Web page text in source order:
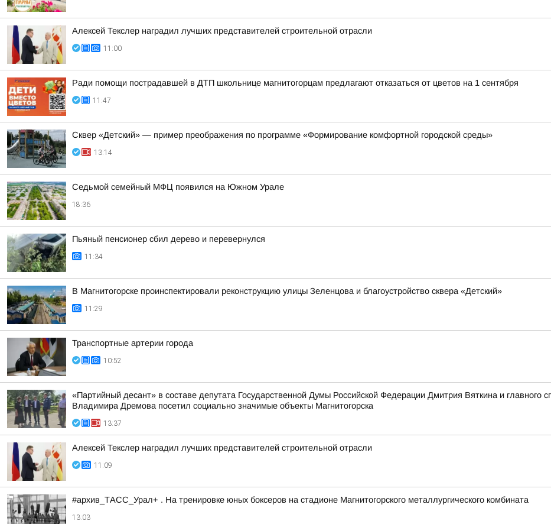
Алексей Текслер наградил лучших представителей строительной отрасли
11:00
Ради помощи пострадавшей в ДТП школьнице магнитогорцам предлагают отказаться от цветов на 1 сентября
11:47
Сквер «Детский» — пример преображения по программе «Формирование комфортной городской среды»
13:14
Седьмой семейный МФЦ появился на Южном Урале
18:36
Пьяный пенсионер сбил дерево и перевернулся
11:34
В Магнитогорске проинспектировали реконструкцию улицы Зеленцова и благоустройство сквера «Детский»
11:29
Транспортные артерии города
10:52
«Партийный десант» в составе депутата Государственной Думы Российской Федерации Дмитрия Вяткина и
Владимира Дремова посетил социально значимые объекты Магнитогорска
13:37
Алексей Текслер наградил лучших представителей строительной отрасли
11:09
#архив_ТАСС_Урал+ . На тренировке юных боксеров на стадионе Магнитогорского металлургического комбината
13:03